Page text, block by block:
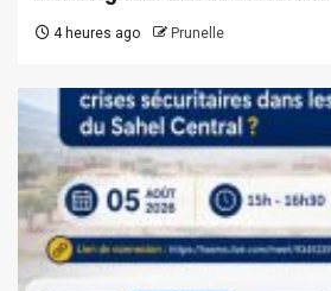
4 heures ago Prunelle